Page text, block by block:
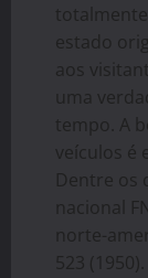
estado
aos
uma
tempo. A
veículos é
Dentre os
nacional
norte-
523 (1950).